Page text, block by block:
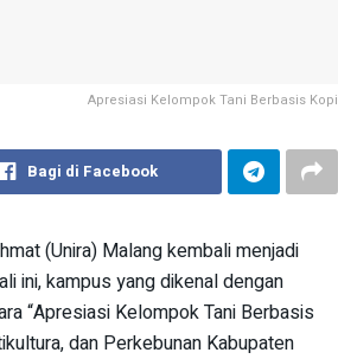
Apresiasi Kelompok Tani Berbasis Kopi
Bagi di Facebook
(Unira) Malang kembali menjadi
ini, kampus yang dikenal dengan
“Apresiasi Kelompok Tani Berbasis
dan Perkebunan Kabupaten